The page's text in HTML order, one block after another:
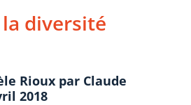
diversité
Rioux par Claude
2018